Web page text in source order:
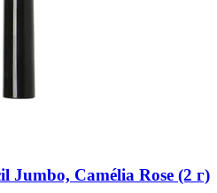
Jumbo, Camélia Rose (2 г)